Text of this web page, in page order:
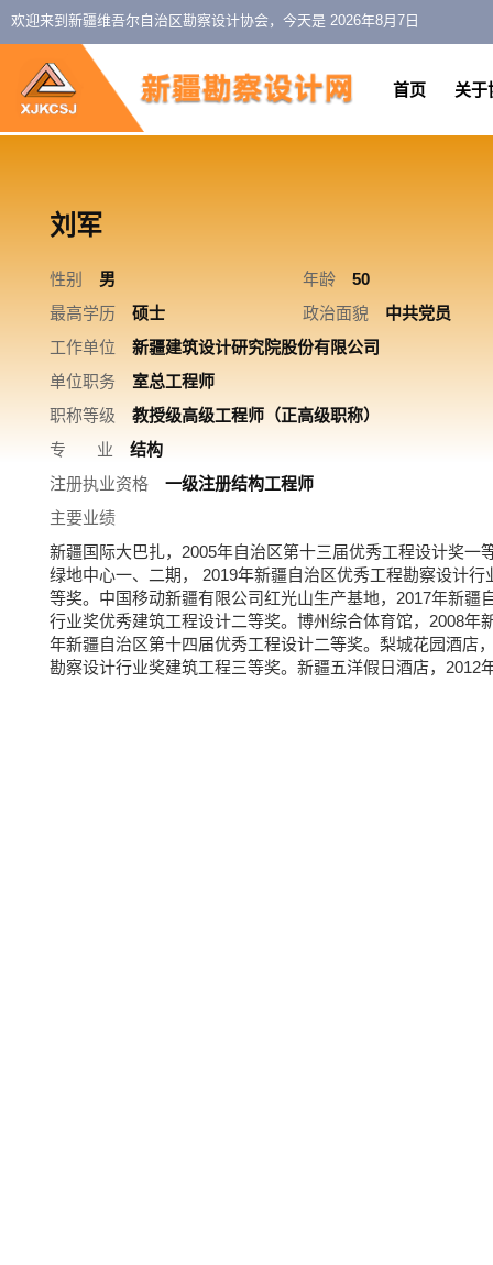
欢迎来到新疆维吾尔自治区勘察设计协会，今天是 2026年8月7日
首页 关于
刘军
性别 男 年龄
50
最高学历
硕士 政治面貌
中共党员
工作单位
新疆建筑设计研究院股份有限公司
单位职务
室总工程师
职称等级
教授级高级工程师（正高级职称）
专 业
结构
注册执业资格
一级注册结构工程师
主要业绩
新疆国际大巴扎，2005年自治区第十三届优秀工程设计奖
绿地中心一、二期， 2019年新疆自治区优秀工程勘察设计
等奖。中国移动新疆有限公司红光山生产基地，2017年新
行业奖优秀建筑工程设计二等奖。博州综合体育馆，2008
年新疆自治区第十四届优秀工程设计二等奖。梨城花园酒店
勘察设计行业奖建筑工程三等奖。新疆五洋假日酒店，2012